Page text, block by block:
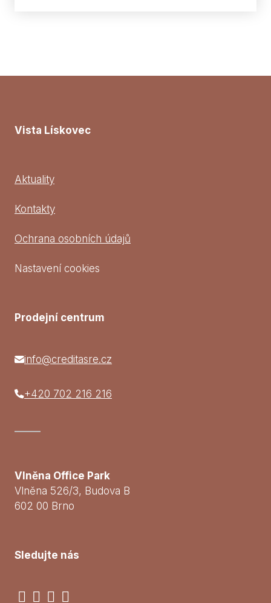
Vista Lískovec
Aktuality
Kontakty
Ochrana osobních údajů
Nastavení cookies
Prodejní centrum
info@creditasre.cz
+420 702 216 216
Vlněna Office Park
Vlněna 526/3, Budova B
602 00 Brno
Sledujte nás